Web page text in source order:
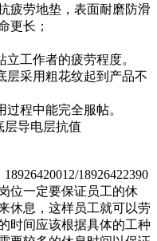
疲劳地垫，表面耐磨防滑
更长；
工作者的疲劳程度。
层采用粗花纹起到产品不
程中能完全服帖。
层导电层抗值
18926422390
位一定要保证员工的休
休息，这样员工就可以劳
时间应该根据具体的工种